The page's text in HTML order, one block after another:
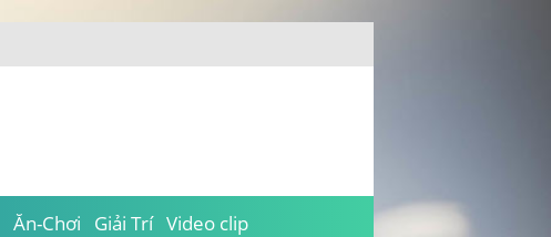
Ăn-Chơi Giải Trí Video clip